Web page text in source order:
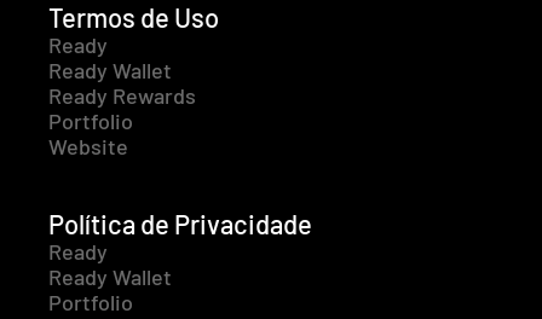
Termos de Uso
Ready
Ready Wallet
Ready Rewards
Portfolio
Website
Política de Privacidade
Ready
Ready Wallet
Portfolio